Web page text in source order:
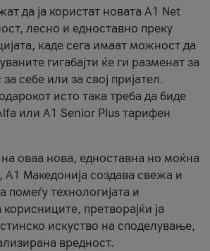
да ја користат новата А1 Net
лесно и едноставно преку
каде сега имаат можност да
гигабајти ќе ги разменат за
себе или за свој пријател.
исто така треба да биде
или A1 Senior Plus тарифен
оваа нова, едноставна но моќна
Македонија создава свежа и
помеѓу технологијата и
корисниците, претворајќи ја
искуство на споделување,
вредност.